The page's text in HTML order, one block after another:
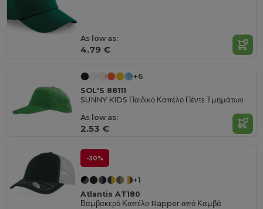
As low as:
4.79 €
+6
SOL'S 88111
SUNNY KIDS Παιδικό Καπέλο Πέντε Τμημάτων
As low as:
2.53 €
-30%
+1
Atlantis AT180
Βαμβακερό Καπέλο Rapper από Καμβά